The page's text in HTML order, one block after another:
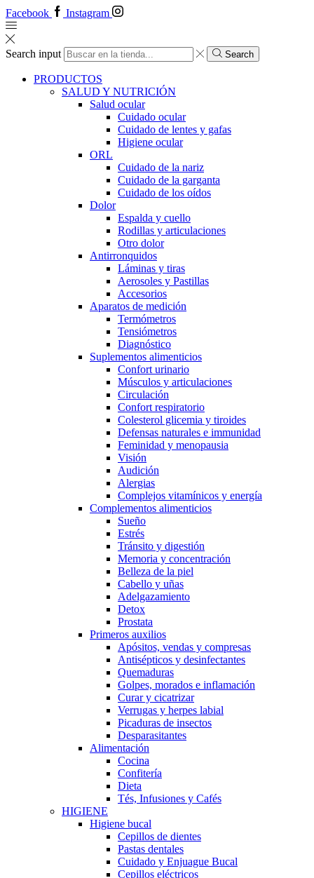
Facebook Instagram
Search input Search
PRODUCTOS
SALUD Y NUTRICIÓN
Salud ocular
Cuidado ocular
Cuidado de lentes y gafas
Higiene ocular
ORL
​​Cuidado de la nariz
​​Cuidado de la garganta
​​Cuidado de los oídos
Dolor
Espalda y cuello
Rodillas y articulaciones
Otro dolor
Antirronquidos
Láminas y tiras
Aerosoles y Pastillas
Accesorios
Aparatos de medición
Termómetros
Tensiómetros
Diagnóstico
Suplementos alimenticios
Confort urinario
Músculos y articulaciones
Circulación
Confort respiratorio
Colesterol glicemia y tiroides
Defensas naturales e immunidad
Feminidad y menopausia
Visión
Audición
Alergias
Complejos vitamínicos y energía
Complementos alimenticios
Sueño
Estrés
Tránsito y digestión
Memoria y concentración
Belleza de la piel
Cabello y uñas
Adelgazamiento
Detox
Prostata
Primeros auxilios
Apósitos, vendas y compresas
Antisépticos y desinfectantes
Quemaduras
Golpes, morados e inflamación
Curar y cicatrizar
Verrugas y herpes labial
Picaduras de insectos
Desparasitantes
Alimentación
Cocina
Confitería
Dieta
Tés, Infusiones y Cafés
HIGIENE
Higiene bucal
Cepillos de dientes
Pastas dentales
Cuidado y Enjuague Bucal
Cepillos eléctricos